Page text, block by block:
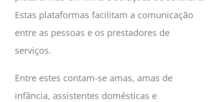
Estas plataformas facilitam a comunicação
entre as pessoas e os prestadores de
serviços.
Entre estes contam-se amas, amas de
infância, assistentes domésticas e